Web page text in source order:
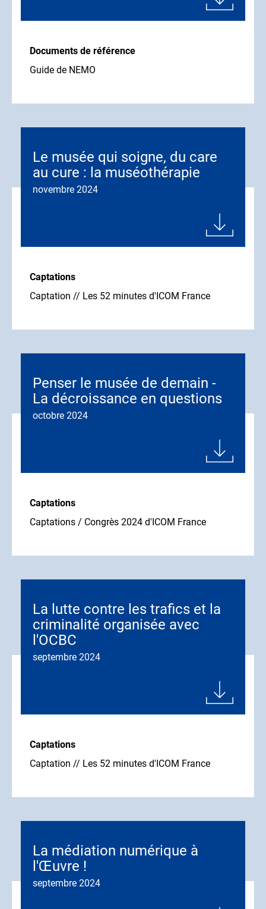
Documents de référence
Guide de NEMO
Le musée qui soigne, du care
au cure : la muséothérapie
novembre 2024
Captations
Captation // Les 52 minutes d'ICOM France
Penser le musée de demain -
La décroissance en questions
octobre 2024
Captations
Captations / Congrès 2024 d'ICOM France
La lutte contre les trafics et la
criminalité organisée avec
l'OCBC
septembre 2024
Captations
Captation // Les 52 minutes d'ICOM France
La médiation numérique à
l'Œuvre !
septembre 2024